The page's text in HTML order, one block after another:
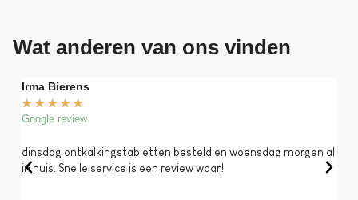
Wat anderen van ons vinden
Irma Bierens
★ ★ ★ ★ ★
Google review
dinsdag ontkalkingstabletten besteld en woensdag morgen al
in huis. Snelle service is een review waar!